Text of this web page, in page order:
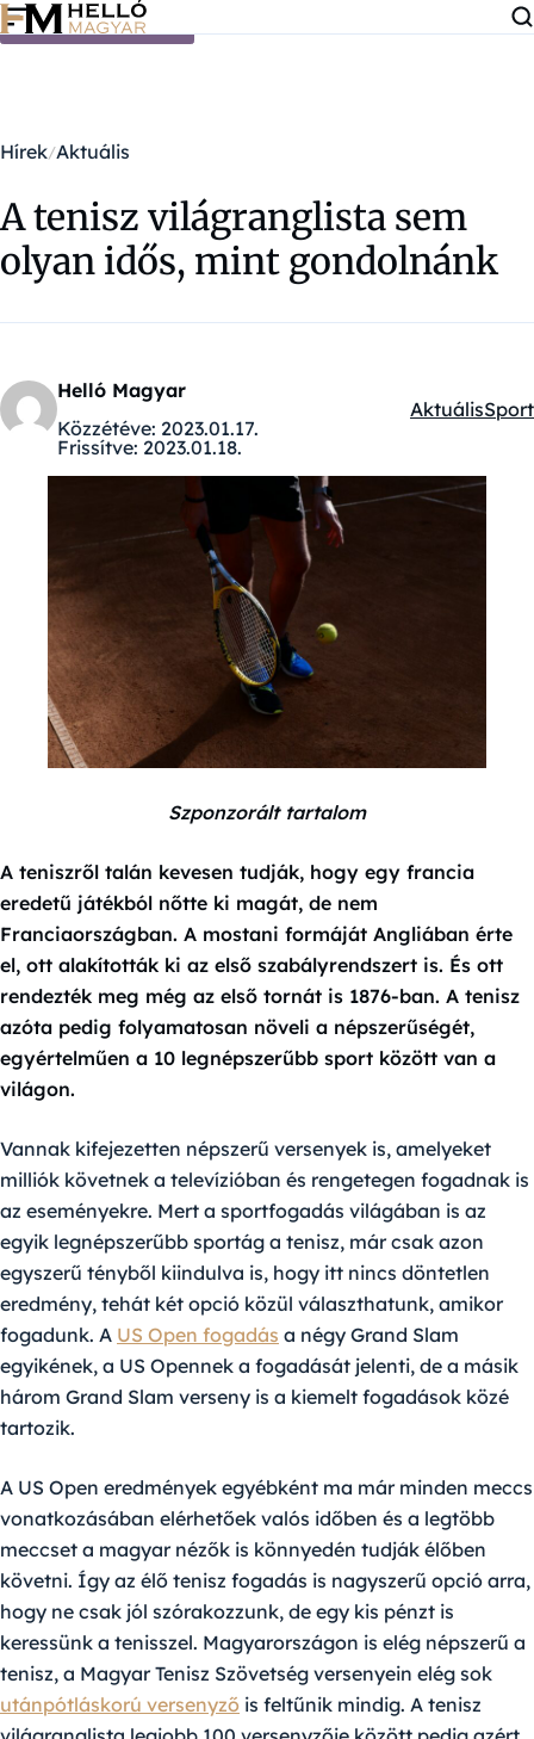
Ugrás a tartalomra
Hírek Aktuális
A tenisz világranglista sem
olyan idős, mint gondolnánk
Helló Magyar
Közzétéve: 2023.01.17.
Frissítve: 2023.01.18.
Kategóriák:
AktuálisSport
Szponzorált tartalom
A teniszről talán kevesen tudják, hogy egy francia
eredetű játékból nőtte ki magát, de nem
Franciaországban. A mostani formáját Angliában érte
el, ott alakították ki az első szabályrendszert is. És ott
rendezték meg még az első tornát is 1876-ban. A tenisz
azóta pedig folyamatosan növeli a népszerűségét,
egyértelműen a 10 legnépszerűbb sport között van a
világon.
Vannak kifejezetten népszerű versenyek is, amelyeket
milliók követnek a televízióban és rengetegen fogadnak is
az eseményekre. Mert a sportfogadás világában is az
egyik legnépszerűbb sportág a tenisz, már csak azon
egyszerű tényből kiindulva is, hogy itt nincs döntetlen
eredmény, tehát két opció közül választhatunk, amikor
fogadunk. A US Open fogadás a négy Grand Slam
egyikének, a US Opennek a fogadását jelenti, de a másik
három Grand Slam verseny is a kiemelt fogadások közé
tartozik.
A US Open eredmények egyébként ma már minden meccs
vonatkozásában elérhetőek valós időben és a legtöbb
meccset a magyar nézők is könnyedén tudják élőben
követni. Így az élő tenisz fogadás is nagyszerű opció arra,
hogy ne csak jól szórakozzunk, de egy kis pénzt is
keressünk a tenisszel. Magyarországon is elég népszerű a
tenisz, a Magyar Tenisz Szövetség versenyein elég sok
utánpótláskorú versenyző is feltűnik mindig. A tenisz